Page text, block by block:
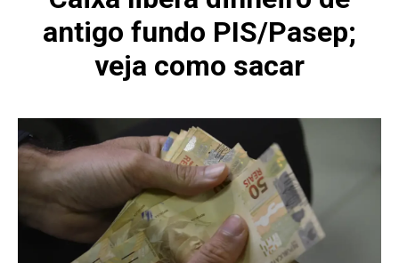
antigo fundo PIS/Pasep;
veja como sacar